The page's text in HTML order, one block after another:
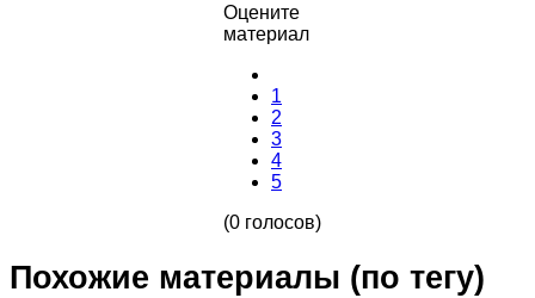
Оцените
материал
1
2
3
4
5
(0 голосов)
Похожие материалы (по тегу)